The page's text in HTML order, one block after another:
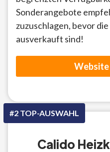
Sonderangebote
zuzuschlagen, bevor
ausverkauft sind!
Website
#2 TOP-AUSWAHL
Calido